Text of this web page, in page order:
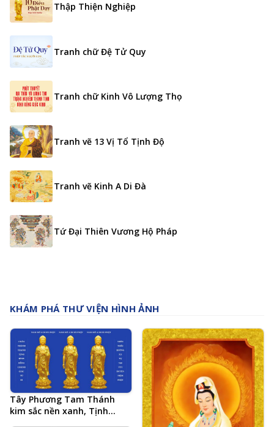
Thập Thiện Nghiệp
Tranh chữ Đệ Tử Quy
Tranh chữ Kinh Vô Lượng Thọ
Tranh vẽ 13 Vị Tổ Tịnh Độ
Tranh vẽ Kinh A Di Đà
Tứ Đại Thiên Vương Hộ Pháp
KHÁM PHÁ THƯ VIỆN HÌNH ẢNH
Tây Phương Tam Thánh
kim sắc nền xanh, Tịnh